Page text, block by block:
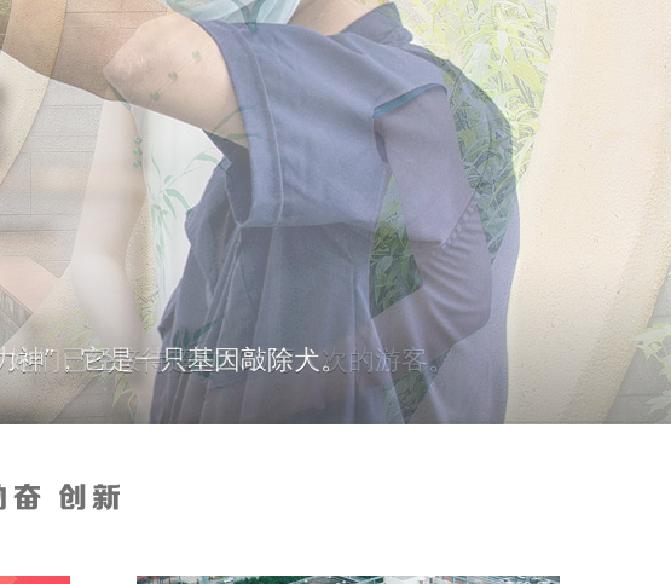
”，它是一只基因敲除犬。